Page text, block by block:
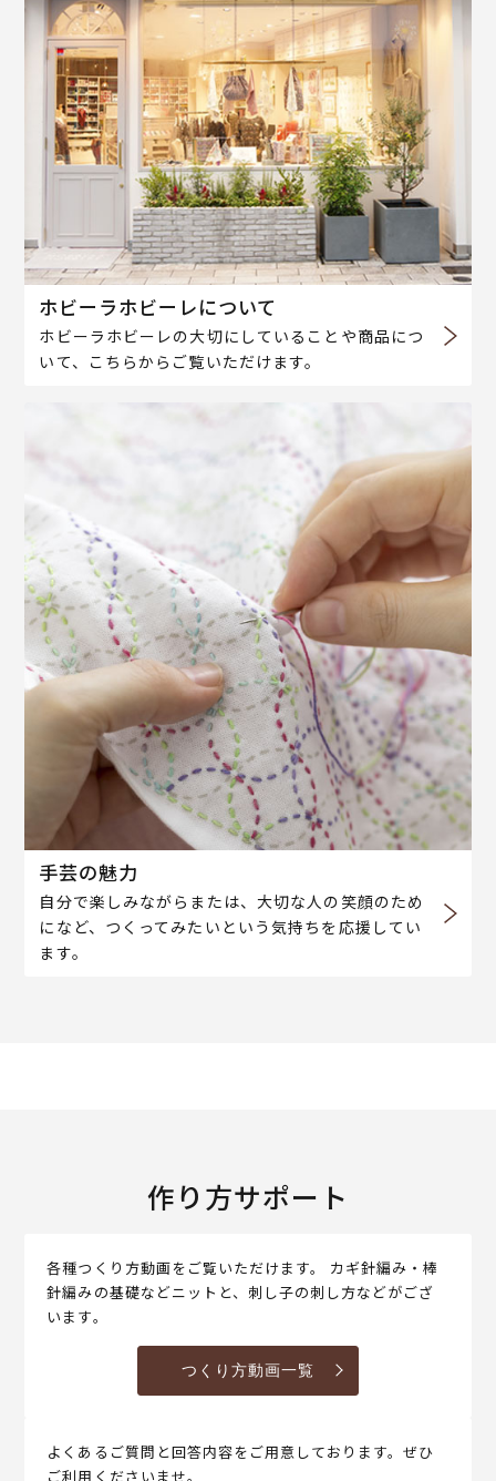
ホビーラホビーレについて
ホビーラホビーレの大切にしていることや商品につ
いて、こちらからご覧いただけます。
手芸の魅力
自分で楽しみながらまたは、大切な人の笑顔のため
になど、つくってみたいという気持ちを応援してい
ます。
作り方サポート
各種つくり方動画をご覧いただけます。 カギ針編み・棒
針編みの基礎などニットと、刺し子の刺し方などがござ
います。
つくり方動画一覧
よくあるご質問と回答内容をご用意しております。ぜひ
ご利用くださいませ。